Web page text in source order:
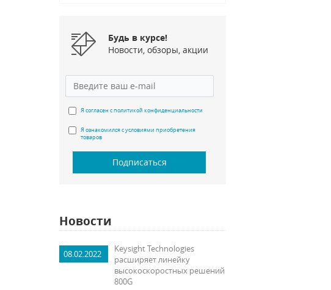
Будь в курсе!
Новости, обзоры, акции
Я согласен с политикой конфиденциальности
Я ознакомился с условиями приобретения
товаров
Подписаться
Новости
08.02.2022
Keysight Technologies
расширяет линейку
высокоскоростных решений
800G